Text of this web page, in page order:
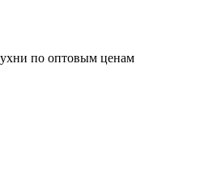
по оптовым ценам